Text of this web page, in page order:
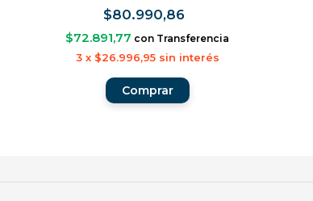
$80.990,86
$72.891,77 con Transferencia
3 x $26.996,95 sin interés